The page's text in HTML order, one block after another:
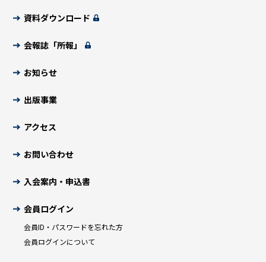
資料ダウンロード
会報誌「所報」
お知らせ
出版事業
アクセス
お問い合わせ
入会案内・申込書
会員ログイン
会員ID・パスワードを忘れた方
会員ログインについて